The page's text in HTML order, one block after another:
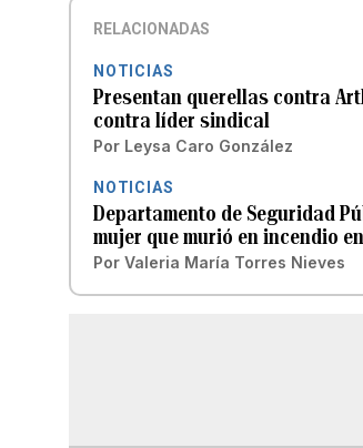
RELACIONADAS
NOTICIAS
Presentan querellas contra
contra líder sindical
Por Leysa Caro González
NOTICIAS
Departamento de Seguridad
mujer que murió en incendio
Por Valeria María Torres Nieves